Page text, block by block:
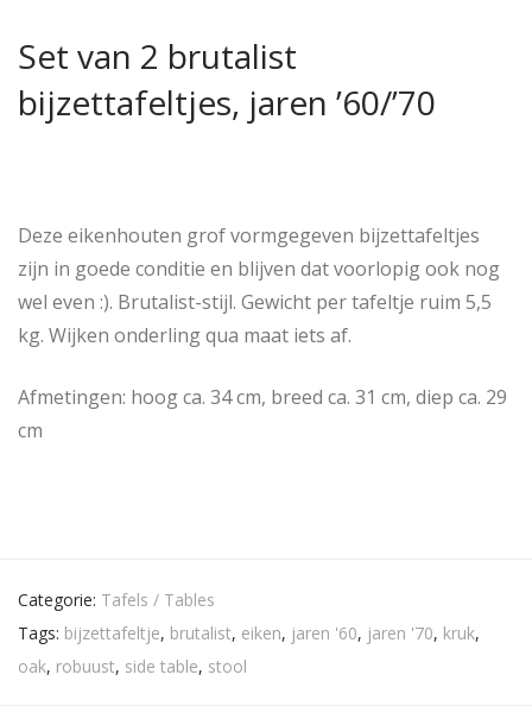
Set van 2 brutalist
bijzettafeltjes, jaren ’60/’70
Deze eikenhouten grof vormgegeven bijzettafeltjes
zijn in goede conditie en blijven dat voorlopig ook nog
wel even :). Brutalist-stijl. Gewicht per tafeltje ruim 5,5
kg. Wijken onderling qua maat iets af.
Afmetingen: hoog ca. 34 cm, breed ca. 31 cm, diep ca. 29
cm
Categorie: Tafels / Tables
Tags: bijzettafeltje, brutalist, eiken, jaren '60, jaren '70, kruk,
oak, robuust, side table, stool